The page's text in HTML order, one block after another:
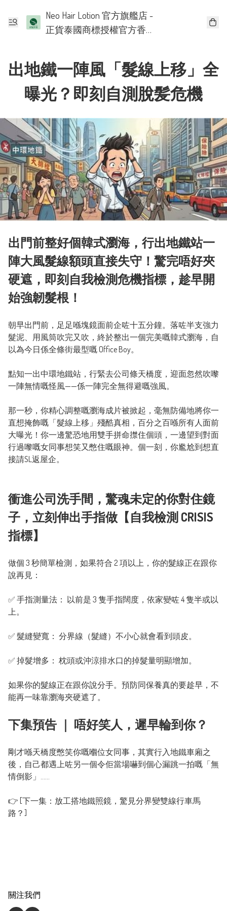
Neo Hair Lotion 官方旗艦店 -
正貨泰國商標授權官方香
出地鐵一陣風「髮線上移」全
曝光？即刻自測脫髪危機
出門前整好個韓式瀏海，行出地鐵站一
陣大風髮線額頭直接失守！驚完唔好夾
硬遮，即刻自我檢測危機指標，趁早開
始強韌髮根！
朝早出門前，足足喺塊鏡面前企咗十五分鐘。落咗半支強力
髮泥、用風筒吹完又吹，終於整出一個完美嘅韓式瀏海，自
以為今日係全條街最型嘅 Office Boy。
點知一出中環地鐵站，行緊去公司條天橋度，迎面忽然吹嚟
一陣無情嘅怪風——係一陣完全無得避嘅強風。
那一秒，你精心調整嘅瀏海成片被掀起，毫無防備地將你一
直想掩飾嘅「髮線上移」殘酷真相，百分之百喺所有人面前
大曝光！你一邊驚恐地用雙手拼命㩒住個頭，一邊望到對面
行過嚟嘅女同事想笑又憋住嘅眼神。個一刻，你尷尬到想直
接請SL返屋企。
衝進公司洗手間，驚魂未定的你對住鏡
子，立刻伸出手指做【自我檢測 CRISIS
指標】
做個 3 秒簡單檢測，如果符合 2 項以上，你的髮線正在跟你
說再見：
✅ 手指測量法： 以前是 3 隻手指闊度，依家變咗 4 隻半或以
上。
✅ 髮縫變寬： 分界線（髮縫）不小心就會看到頭皮。
✅ 掉髮增多： 枕頭或沖涼排水口的掉髮量明顯增加。
如果你的髮線正在跟你說分手。預防同保養真的要趁早，不
能再一味靠瀏海夾硬遮了。
下集預告 ｜ 唔好笑人，遲早輪到你？
剛才喺天橋度憋笑你嘅嗰位女同事，其實行入地鐵車廂之
後，自己都遇上咗另一個令佢當場嚇到個心漏跳一拍嘅「無
情倒影」……
👉 [下一集：放工搭地鐵照鏡，驚見分界變雙線行車馬
關注我們